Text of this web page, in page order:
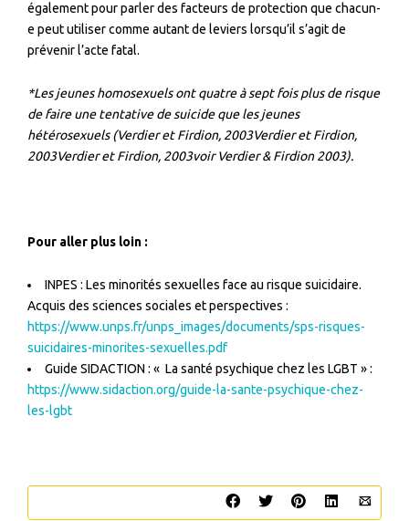
également pour parler des facteurs de protection que chacun-
e peut utiliser comme autant de leviers lorsqu’il s’agit de
prévenir l’acte fatal.
*Les jeunes homosexuels ont quatre à sept fois plus de risque
de faire une tentative de suicide que les jeunes
hétérosexuels (Verdier et Firdion, 2003Verdier et Firdion,
2003Verdier et Firdion, 2003voir Verdier & Firdion 2003).
Pour aller plus loin :
INPES : Les minorités sexuelles face au risque suicidaire.
Acquis des sciences sociales et perspectives :
https://www.unps.fr/unps_images/documents/sps-risques-
suicidaires-minorites-sexuelles.pdf
Guide SIDACTION : « La santé psychique chez les LGBT » :
https://www.sidaction.org/guide-la-sante-psychique-chez-
les-lgbt